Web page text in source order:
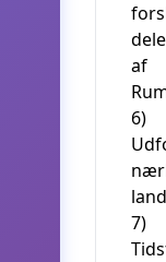
dele
af
6)
7)